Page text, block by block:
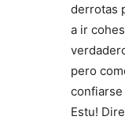
derrotas
a ir
pero
confiarse
Estu!